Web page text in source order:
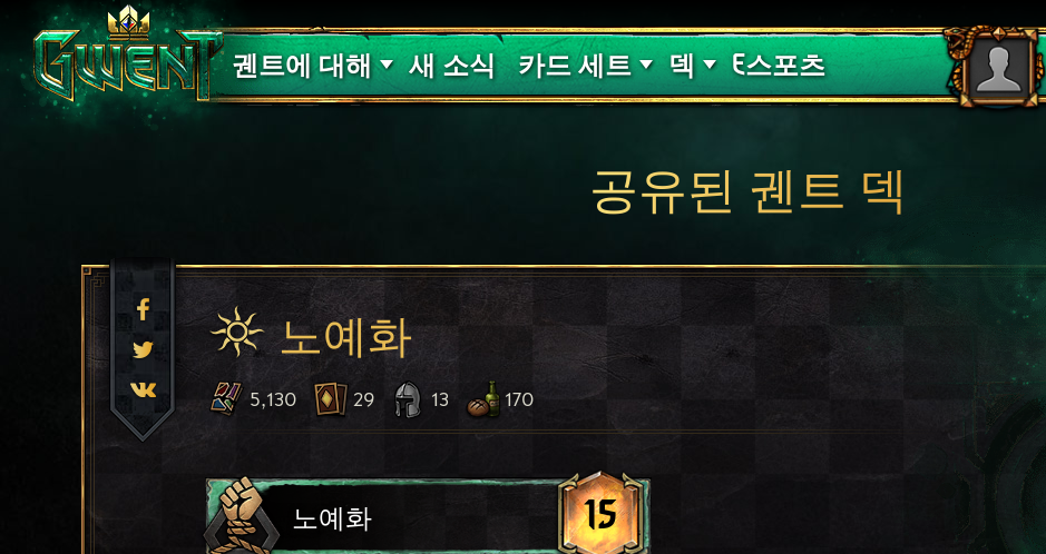
궨트에 대해
고객 지원
새 소식 카드 세트
핏빛 저주
덱
덱 가이드
E스포츠
로
공유된 궨트 덱
노예화
5,130 29 13 170
노예화 15